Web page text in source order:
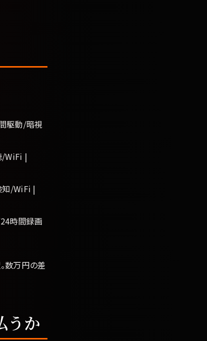
駆動/暗視
/WiFi |
知/WiFi |
時間録画
。数万円の差
うか